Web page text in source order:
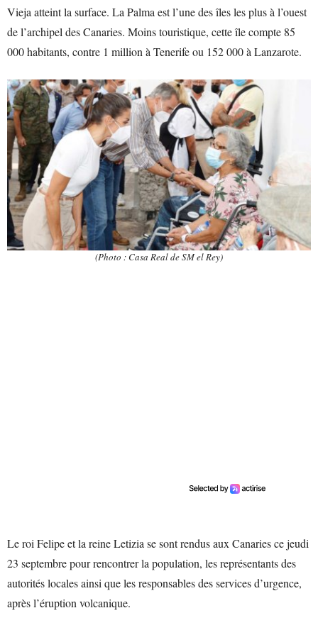
Vieja atteint la surface. La Palma est l’une des îles les plus à l’ouest
de l’archipel des Canaries. Moins touristique, cette île compte 85
000 habitants, contre 1 million à Tenerife ou 152 000 à Lanzarote.
(Photo : Casa Real de SM el Rey)
Le roi Felipe et la reine Letizia se sont rendus aux Canaries ce jeudi
23 septembre pour rencontrer la population, les représentants des
autorités locales ainsi que les responsables des services d’urgence,
après l’éruption volcanique.